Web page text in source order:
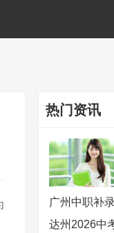
热门资讯
达州2026中